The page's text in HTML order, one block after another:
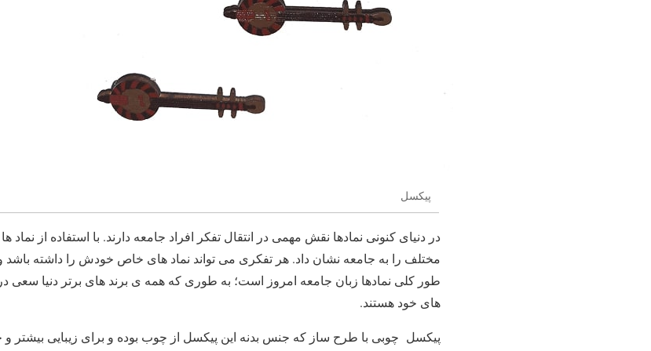
پیکسل
در دنیای کنونی نمادها نقش مهمی در انتقال تفکر افراد جامعه دارند. با استفاده از
مختلف را به جامعه نشان داد. هر تفکری می تواند نماد های خاص خودش را داشته باشد
طور کلی نمادها زبان جامعه امروز است؛ به طوری که همه ی برند های برتر دنیا سعی
های خود هستند.
پیکسل چوبی با طرح ساز که جنس بدنه این پیکسل از چوب بوده و برای زیبایی بیشتر